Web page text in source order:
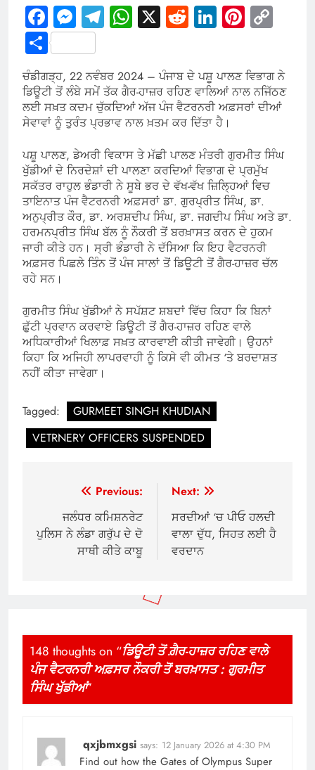
Facebook
Messenger
Telegram
WhatsApp
X RedditLinkedIn
Share
ਚੰਡੀਗੜ੍ਹ, 22 ਨਵੰਬਰ 2024 – ਪੰਜਾਬ ਦੇ ਪਸ਼ੂ ਪਾਲਣ ਵਿਭਾਗ ਨੇ
ਡਿਊਟੀ ਤੋਂ ਲੰਬੇ ਸਮੇਂ ਤੱਕ ਗੈਰ-ਹਾਜ਼ਰ ਰਹਿਣ ਵਾਲਿਆਂ ਨਾਲ ਨਜਿੱਠਣ
ਲਈ ਸਖ਼ਤ ਕਦਮ ਚੁੱਕਦਿਆਂ ਅੱਜ ਪੰਜ ਵੈਟਰਨਰੀ ਅਫ਼ਸਰਾਂ ਦੀਆਂ
ਸੇਵਾਵਾਂ ਨੂੰ ਤੁਰੰਤ ਪ੍ਰਭਾਵ ਨਾਲ ਖ਼ਤਮ ਕਰ ਦਿੱਤਾ ਹੈ।
ਪਸ਼ੂ ਪਾਲਣ, ਡੇਅਰੀ ਵਿਕਾਸ ਤੇ ਮੱਛੀ ਪਾਲਣ ਮੰਤਰੀ ਗੁਰਮੀਤ ਸਿੰਘ
ਖੁੱਡੀਆਂ ਦੇ ਨਿਰਦੇਸ਼ਾਂ ਦੀ ਪਾਲਣਾ ਕਰਦਿਆਂ ਵਿਭਾਗ ਦੇ ਪ੍ਰਮੁੱਖ
ਸਕੱਤਰ ਰਾਹੁਲ ਭੰਡਾਰੀ ਨੇ ਸੂਬੇ ਭਰ ਦੇ ਵੱਖ-ਵੱਖ ਜ਼ਿਲ੍ਹਿਆਂ ਵਿਚ
ਤਾਇਨਾਤ ਪੰਜ ਵੈਟਰਨਰੀ ਅਫ਼ਸਰਾਂ ਡਾ. ਗੁਰਪ੍ਰੀਤ ਸਿੰਘ, ਡਾ.
ਅਨੁਪ੍ਰੀਤ ਕੌਰ, ਡਾ. ਅਰਸ਼ਦੀਪ ਸਿੰਘ, ਡਾ. ਜਗਦੀਪ ਸਿੰਘ ਅਤੇ ਡਾ.
ਹਰਮਨਪ੍ਰੀਤ ਸਿੰਘ ਬੱਲ ਨੂੰ ਨੌਕਰੀ ਤੋਂ ਬਰਖ਼ਾਸਤ ਕਰਨ ਦੇ ਹੁਕਮ
ਜਾਰੀ ਕੀਤੇ ਹਨ। ਸ੍ਰੀ ਭੰਡਾਰੀ ਨੇ ਦੱਸਿਆ ਕਿ ਇਹ ਵੈਟਰਨਰੀ
ਅਫ਼ਸਰ ਪਿਛਲੇ ਤਿੰਨ ਤੋਂ ਪੰਜ ਸਾਲਾਂ ਤੋਂ ਡਿਊਟੀ ਤੋਂ ਗੈਰ-ਹਾਜ਼ਰ ਚੱਲ
ਰਹੇ ਸਨ।
ਗੁਰਮੀਤ ਸਿੰਘ ਖੁੱਡੀਆਂ ਨੇ ਸਪੱਸ਼ਟ ਸ਼ਬਦਾਂ ਵਿੱਚ ਕਿਹਾ ਕਿ ਬਿਨਾਂ
ਛੁੱਟੀ ਪ੍ਰਵਾਨ ਕਰਵਾਏ ਡਿਊਟੀ ਤੋਂ ਗੈਰ-ਹਾਜ਼ਰ ਰਹਿਣ ਵਾਲੇ
ਅਧਿਕਾਰੀਆਂ ਖਿਲਾਫ਼ ਸਖ਼ਤ ਕਾਰਵਾਈ ਕੀਤੀ ਜਾਵੇਗੀ। ਉਹਨਾਂ
ਕਿਹਾ ਕਿ ਅਜਿਹੀ ਲਾਪਰਵਾਹੀ ਨੂੰ ਕਿਸੇ ਵੀ ਕੀਮਤ ‘ਤੇ ਬਰਦਾਸ਼ਤ
ਨਹੀਂ ਕੀਤਾ ਜਾਵੇਗਾ।
Tagged:
GURMEET SINGH KHUDIAN
VETRNERY OFFICERS SUSPENDED
navigation
Previous:
ਜਲੰਧਰ ਕਮਿਸ਼ਨਰੇਟ
ਪੁਲਿਸ ਨੇ ਲੰਡਾ ਗਰੁੱਪ ਦੇ ਦੋ
ਸਾਥੀ ਕੀਤੇ ਕਾਬੂ
Next:
ਸਰਦੀਆਂ ‘ਚ ਪੀਓ ਹਲਦੀ
ਵਾਲਾ ਦੁੱਧ, ਸਿਹਤ ਲਈ ਹੈ
ਵਰਦਾਨ
148 thoughts on “ਡਿਊਟੀ ਤੋਂ ਗ਼ੈਰ-ਹਾਜ਼ਰ ਰਹਿਣ ਵਾਲੇ
ਪੰਜ ਵੈਟਰਨਰੀ ਅਫ਼ਸਰ ਨੌਕਰੀ ਤੋਂ ਬਰਖ਼ਾਸਤ : ਗੁਰਮੀਤ
ਸਿੰਘ ਖੁੱਡੀਆਂ”
qxjbmxgsi says: 12 January 2026 at 4:30 PM
Find out how the Gates of Olympus Super